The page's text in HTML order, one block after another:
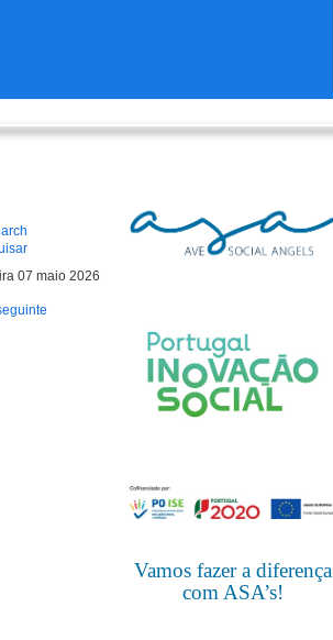
07 maio 2026
Vamos fazer a diferença
com ASA’s!